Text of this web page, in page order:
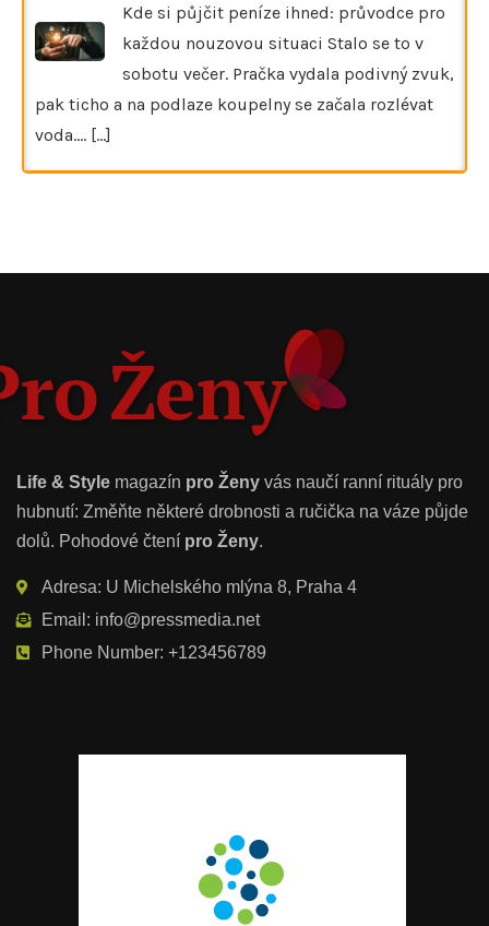
Kde si půjčit peníze ihned: průvodce pro
každou nouzovou situaci Stalo se to v
sobotu večer. Pračka vydala podivný zvuk,
pak ticho a na podlaze koupelny se začala rozlévat
voda.… [...]
Life & Style magazín pro Ženy vás naučí ranní rituály pro
hubnutí: Změňte některé drobnosti a ručička na váze půjde
dolů. Pohodové čtení pro Ženy.
Adresa: U Michelského mlýna 8, Praha 4
Email: info@pressmedia.net
Phone Number: +123456789